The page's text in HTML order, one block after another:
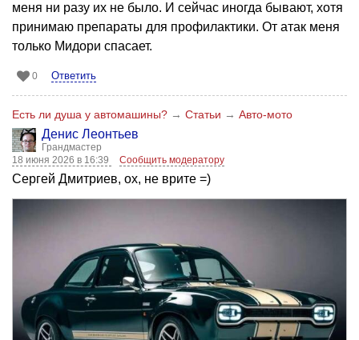
меня ни разу их не было. И сейчас иногда бывают, хотя
принимаю препараты для профилактики. От атак меня
только Мидори спасает.
0 Ответить
Есть ли душа у автомашины? → Статьи → Авто-мото
Денис Леонтьев
Грандмастер
18 июня 2026 в 16:39
Сообщить модератору
Сергей Дмитриев, ох, не врите =)